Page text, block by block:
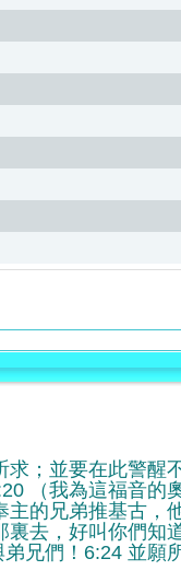
求；並要在此警
（我為這福音
的兄弟推基古
去，好叫你們
兄們！6:24 並願